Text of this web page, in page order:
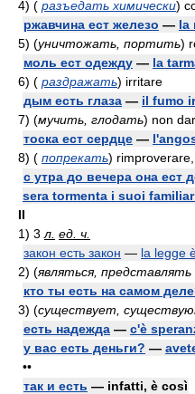
4) ( разъедать химически)
ржавчина ест железо — la
5) (уничтожать, портить)
моль ест одежду — la
6) ( раздражать) irritare
дым есть глаза — il fumo
7) (мучить, глодать) non
тоска ест сердце —
8) ( попрекать)
с утра до вечера она ест
sera tormenta i suoi
II
1) 3 л. ед. ч.
закон есть закон — la legge
2) (являться, представлять
кто ты есть на самом
3) (существует,
есть надежда — c'è
у вас есть деньги? —
••
так и есть — infatti, è così